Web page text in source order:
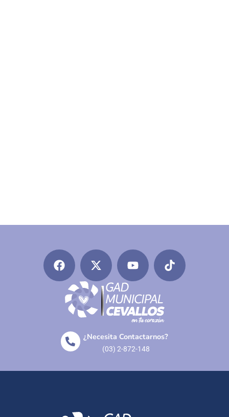
¿Necesita Contactarnos?
(03) 2-872-148